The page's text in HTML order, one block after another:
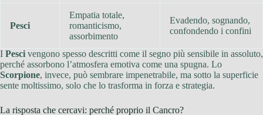
Pesci
Empatia totale,
romanticismo,
assorbimento
Evadendo, sognando,
confondendo i confini
I Pesci vengono spesso descritti come il segno più sensibile in assoluto,
perché assorbono l’atmosfera emotiva come una spugna. Lo
Scorpione, invece, può sembrare impenetrabile, ma sotto la superficie
sente moltissimo, solo che lo trasforma in forza e strategia.
La risposta che cercavi: perché proprio il Cancro?